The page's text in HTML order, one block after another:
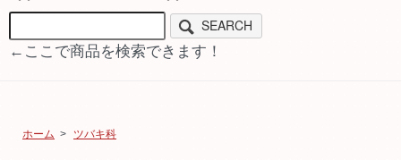
SEARCH
←ここで商品を検索できます！
ホーム > ツバキ科